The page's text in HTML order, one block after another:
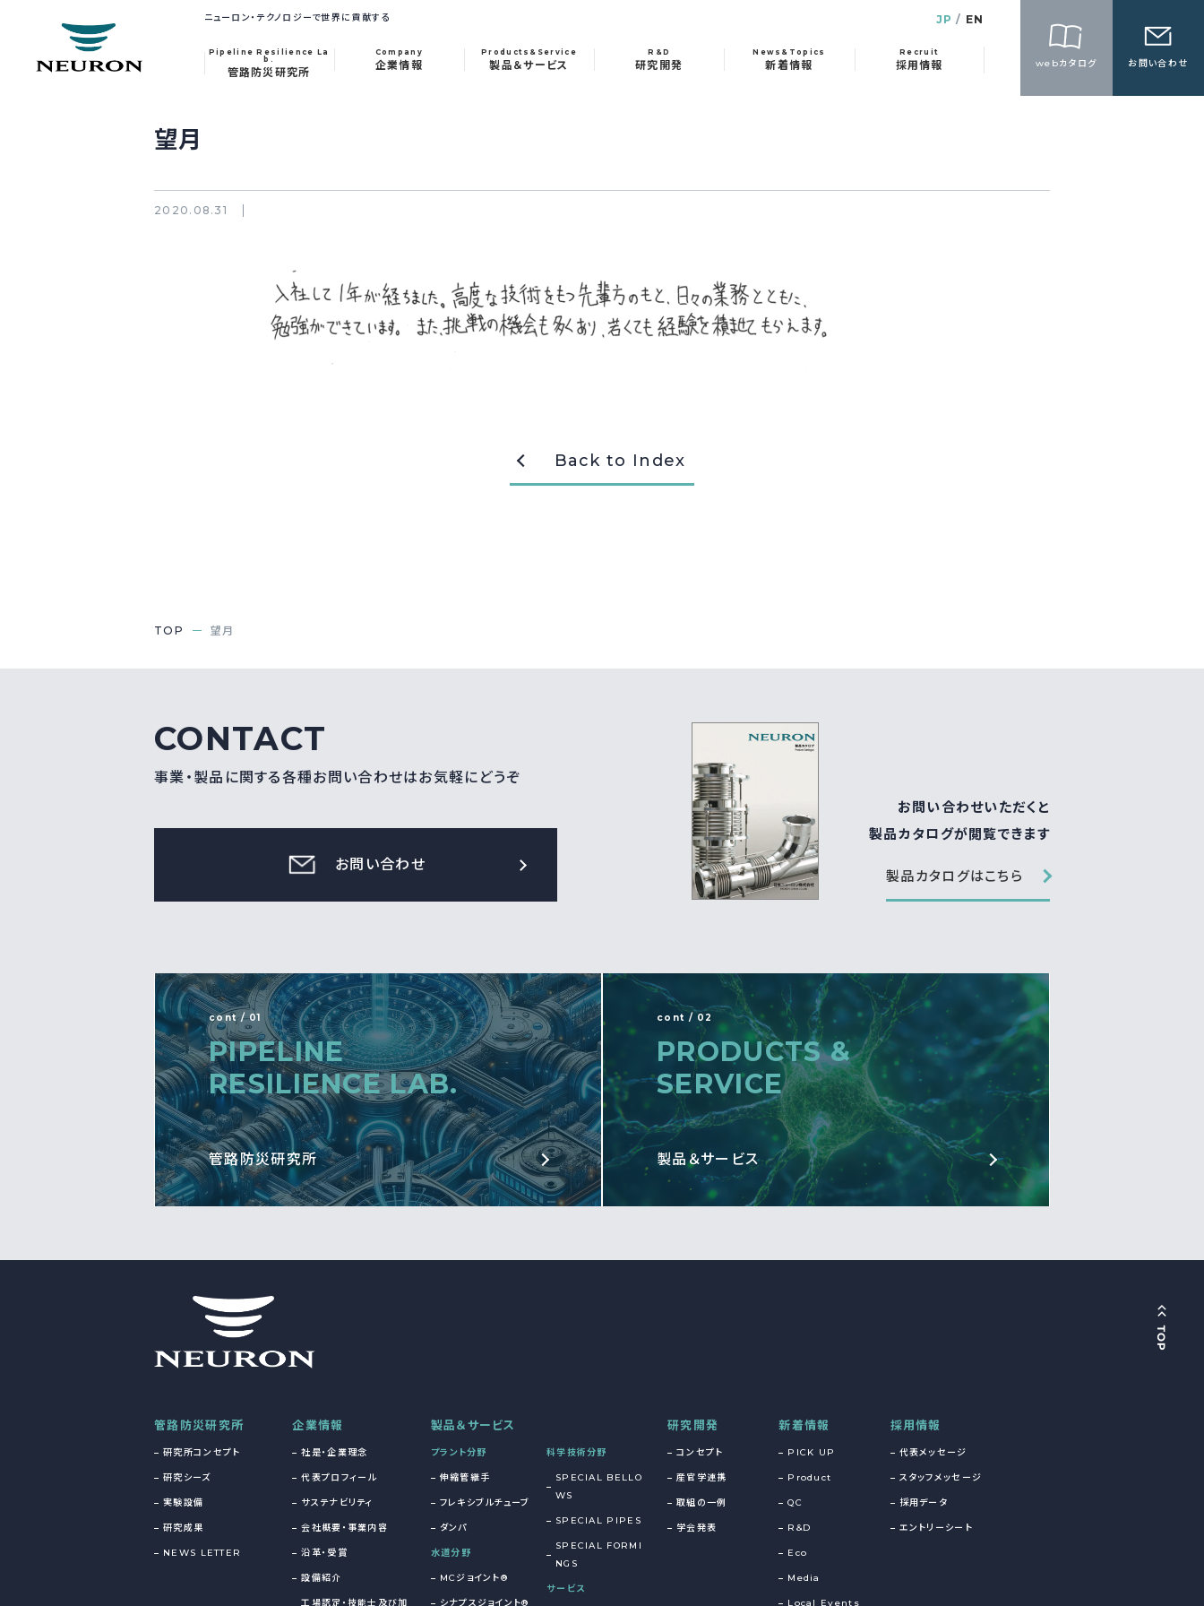
ニューロン・テクノロジーで世界に貢献する JP EN
Pipeline Resilience La
b.
管路防災研究所
Company
企業情報
Products&Service
製品＆サービス
R&D
研究開発
News&Topics
新着情報
Recruit
採用情報 webカタログ お問い合わせ
望月
2020.08.31
Back to Index
TOP 望月
CONTACT
事業・製品に関する各種お問い合わせはお気軽にどうぞ
お問い合わせ
お問い合わせいただくと
製品カタログが閲覧できます
製品カタログはこちら
cont / 01
PIPELINE
RESILIENCE LAB.
管路防災研究所
cont / 02
PRODUCTS &
SERVICE
製品＆サービス
管路防災研究所
研究所コンセプト
研究シーズ
実験設備
研究成果
NEWS LETTER
企業情報
社是・企業理念
代表プロフィール
サステナビリティ
会社概要・事業内容
沿革・受賞
設備紹介
工場認定・技能士及び加
製品＆サービス
プラント分野
伸縮管継手
フレキシブルチューブ
ダンパ
水道分野
MCジョイント®
シナプスジョイント®
科学技術分野
SPECIAL BELLO
WS
SPECIAL PIPES
SPECIAL FORMI
NGS
サービス
研究開発
コンセプト
産官学連携
取組の一例
学会発表
新着情報
PICK UP
Product
QC
R&D
Eco
Media
Local Events
採用情報
代表メッセージ
スタッフメッセージ
採用データ
エントリーシート